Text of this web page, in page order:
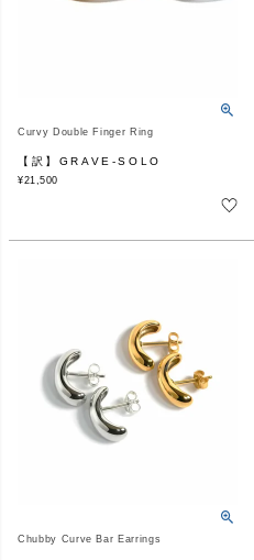
Curvy Double Finger Ring
【訳】GRAVE-SOLO
¥21,500
Chubby Curve Bar Earrings